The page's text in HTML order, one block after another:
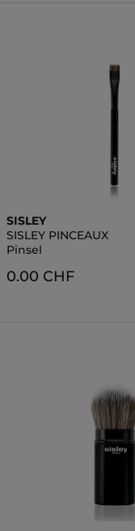
SISLEY
SISLEY PINCEAUX
Pinsel
0.00 CHF